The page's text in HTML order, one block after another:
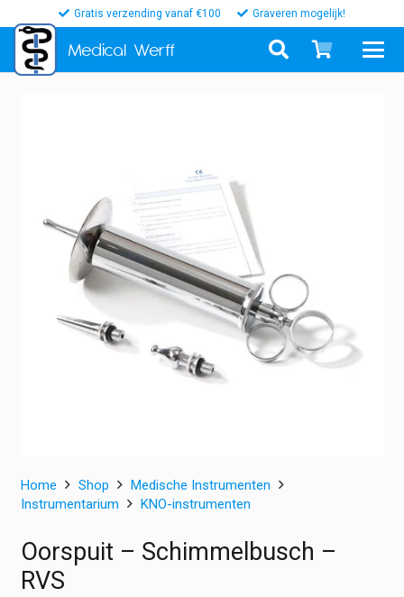
Gratis verzending vanaf €100 Graveren mogelijk!
Medical Werff
Home Shop
Medische Instrumenten
Instrumentarium
KNO-instrumenten
Oorspuit – Schimmelbusch –
RVS